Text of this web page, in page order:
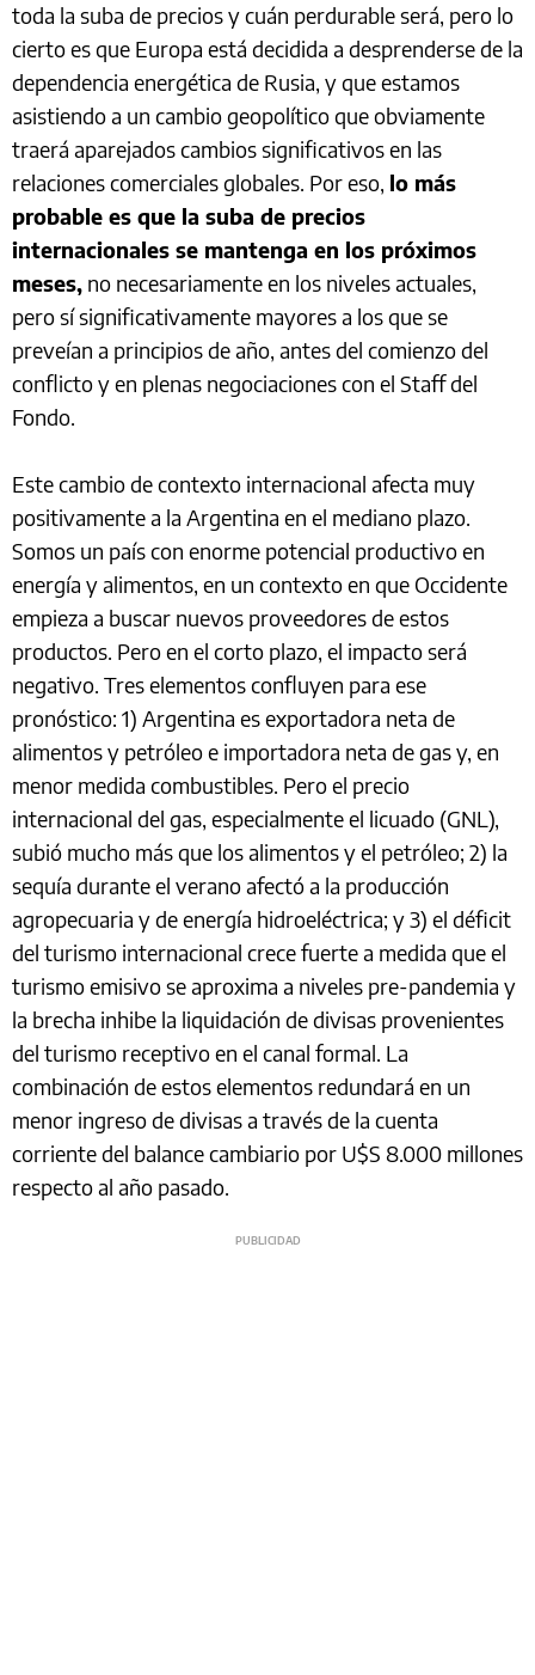
toda la suba de precios y cuán perdurable será, pero lo
cierto es que Europa está decidida a desprenderse de la
dependencia energética de Rusia, y que estamos
asistiendo a un cambio geopolítico que obviamente
traerá aparejados cambios significativos en las
relaciones comerciales globales. Por eso, lo más
probable es que la suba de precios
internacionales se mantenga en los próximos
meses, no necesariamente en los niveles actuales,
pero sí significativamente mayores a los que se
preveían a principios de año, antes del comienzo del
conflicto y en plenas negociaciones con el Staff del
Fondo.
Este cambio de contexto internacional afecta muy
positivamente a la Argentina en el mediano plazo.
Somos un país con enorme potencial productivo en
energía y alimentos, en un contexto en que Occidente
empieza a buscar nuevos proveedores de estos
productos. Pero en el corto plazo, el impacto será
negativo. Tres elementos confluyen para ese
pronóstico: 1) Argentina es exportadora neta de
alimentos y petróleo e importadora neta de gas y, en
menor medida combustibles. Pero el precio
internacional del gas, especialmente el licuado (GNL),
subió mucho más que los alimentos y el petróleo; 2) la
sequía durante el verano afectó a la producción
agropecuaria y de energía hidroeléctrica; y 3) el déficit
del turismo internacional crece fuerte a medida que el
turismo emisivo se aproxima a niveles pre-pandemia y
la brecha inhibe la liquidación de divisas provenientes
del turismo receptivo en el canal formal. La
combinación de estos elementos redundará en un
menor ingreso de divisas a través de la cuenta
corriente del balance cambiario por U$S 8.000 millones
respecto al año pasado.